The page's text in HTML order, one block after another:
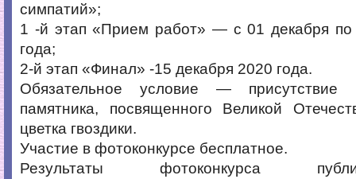
симпатий»;
1 -й этап «Прием работ» — с 01 декабря по
года;
2-й этап «Финал» -15 декабря 2020 года.
Обязательное условие — присутствие
памятника, посвященного Великой
цветка гвоздики.
Участие в фотоконкурсе бесплатное.
Результаты фотоконкурса